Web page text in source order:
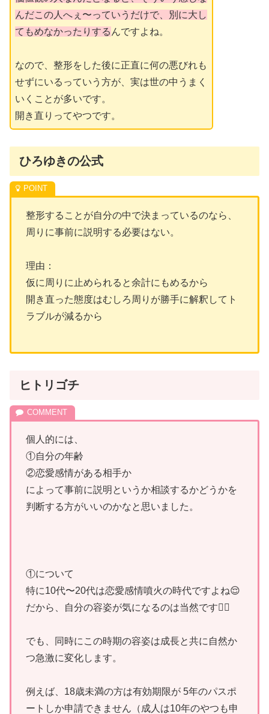
んだこの人へぇ〜っていうだけで、別に大し
てもめなかったりする んですよね。
なので、整形をした後に正直に何の悪びれも
せずにいるっていう方が、実は世の中うまく
いくことが多いです。
開き直りってやつです。
ひろゆきの公式
整形することが自分の中で決まっているのなら、
周りに事前に説明する必要はない。
理由：
仮に周りに止められると余計にもめるから
開き直った態度はむしろ周りが勝手に解釈してト
ラブルが減るから
ヒトリゴチ
個人的には、
①自分の年齢
②恋愛感情がある相手か
によって事前に説明というか相談するかどうかを
判断する方がいいのかなと思いました。
①について
特に10代〜20代は恋愛感情噴火の時代ですよね😌
だから、自分の容姿が気になるのは当然です👍🏼
でも、同時にこの時期の容姿は成長と共に自然か
つ急激に変化します。
例えば、18歳未満の方は有効期限が 5年のパスポ
ートしか申請できません（成人は10年のやつも申